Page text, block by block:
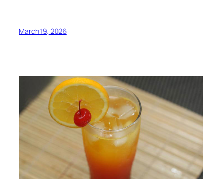
March 19, 2026